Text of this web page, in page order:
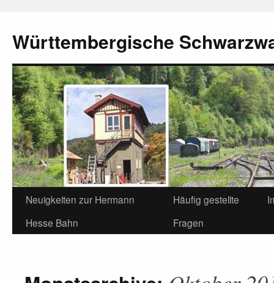
Württembergische
Neuigkeiten zur Hermann
Hesse Bahn
Häufig gestellte
Fragen